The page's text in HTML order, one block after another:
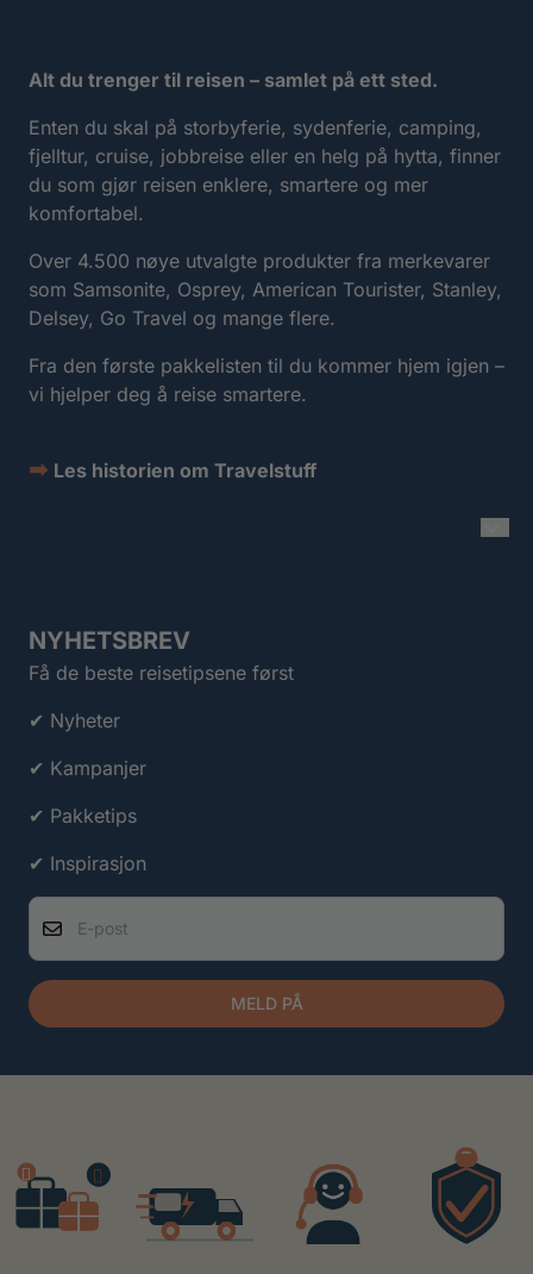
Alt du trenger til reisen – samlet på ett sted.
Enten du skal på storbyferie, sydenferie, camping,
fjelltur, cruise, jobbreise eller en helg på hytta, finner
du som gjør reisen enklere, smartere og mer
komfortabel.
Over 4.500 nøye utvalgte produkter fra merkevarer
som Samsonite, Osprey, American Tourister, Stanley,
Delsey, Go Travel og mange flere.
Fra den første pakkelisten til du kommer hjem igjen –
vi hjelper deg å reise smartere.
➡ Les historien om Travelstuff
NYHETSBREV
Få de beste reisetipsene først
✔ Nyheter
✔ Kampanjer
✔ Pakketips
✔ Inspirasjon
E-post
MELD PÅ